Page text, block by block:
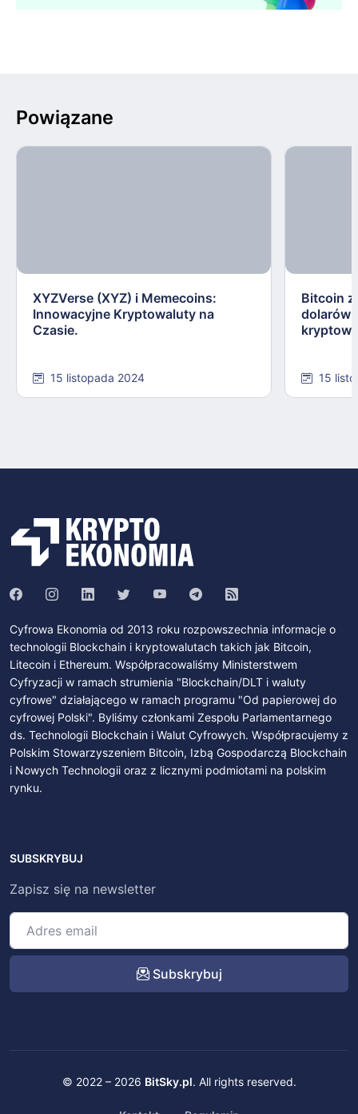
Powiązane
XYZVerse (XYZ) i Memecoins:
Innowacyjne Kryptowaluty na
Czasie.
15 listopada 2024
Bitcoin
dolarów:
15
Cyfrowa Ekonomia od 2013 roku rozpowszechnia informacje o
technologii Blockchain i kryptowalutach takich jak Bitcoin,
Litecoin i Ethereum. Współpracowaliśmy Ministerstwem
Cyfryzacji w ramach strumienia "Blockchain/DLT i waluty
cyfrowe" działającego w ramach programu "Od papierowej do
cyfrowej Polski". Byliśmy członkami Zespołu Parlamentarnego
ds. Technologii Blockchain i Walut Cyfrowych. Współpracujemy z
Polskim Stowarzyszeniem Bitcoin, Izbą Gospodarczą Blockchain
i Nowych Technologii oraz z licznymi podmiotami na polskim
rynku.
SUBSKRYBUJ
Zapisz się na newsletter
Subskrybuj
© 2022 – 2026 BitSky.pl. All rights reserved.